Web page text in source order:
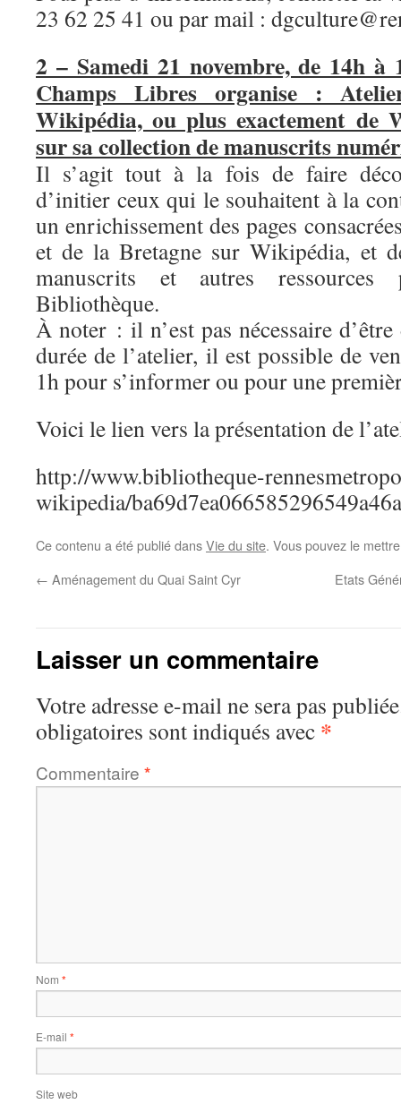
23 62 25 41 ou par mail :
2 – Samedi 21 novembre, de 14h à
Champs Libres organise :
Wikipédia, ou plus exactement de
sur sa collection de manuscrits
Il s’agit tout à la fois de faire
d’initier ceux qui le souhaitent à la
un enrichissement des pages
et de la Bretagne sur Wikipédia, et
manuscrits et autres
Bibliothèque.
À noter : il n’est pas nécessaire
durée de l’atelier, il est possible de
1h pour s’informer ou pour une
Voici le lien vers la présentation de
http://www.bibliotheque-
wikipedia/
Ce contenu a été publié dansVie du site. Vous pouvez le
← Aménagement du Quai Saint Cyr Etats
Laisser un commentaire
Votre adresse e-mail ne sera pas
obligatoires sont indiqués avec *
Commentaire *
Nom *
E-mail *
Site web